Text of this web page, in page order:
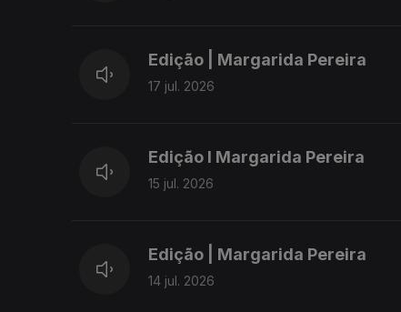
Edição | Margarida Pereira
17 jul. 2026
Edição I Margarida Pereira
15 jul. 2026
Edição | Margarida Pereira
14 jul. 2026